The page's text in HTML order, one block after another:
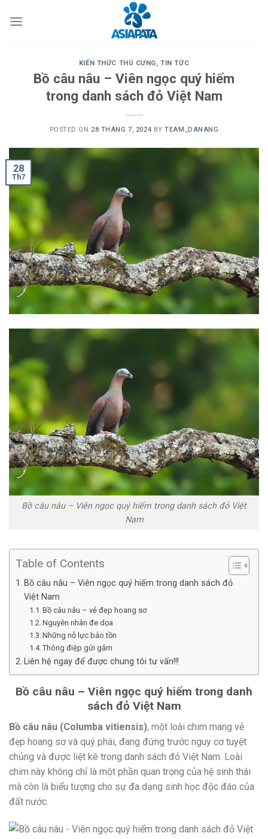
KIẾN THỨC THÚ CƯNG,TIN TỨC
Bồ câu nâu – Viên ngọc quý hiếm
trong danh sách đỏ Việt Nam
POSTED ON 28 THÁNG 7, 2024 BYTEAM_DANANG
28
Th7
Bồ câu nâu – Viên ngọc quý hiếm trong danh sách đỏ Việt
Nam
Table of Contents
Bồ câu nâu – Viên ngọc quý hiếm trong danh sách đỏ
Việt Nam
Bồ câu nâu – vẻ đẹp hoang sơ
Nguyên nhân đe dọa
Những nỗ lực bảo tồn
Thông điệp gửi gắm
Liên hệ ngay để được chung tôi tư vấn!!!
Bồ câu nâu – Viên ngọc quý hiếm trong danh
sách đỏ Việt Nam
Bồ câu nâu (Columba vitiensis), một loài chim mang vẻ
đẹp hoang sơ và quý phái, đang đứng trước nguy cơ tuyệt
chủng và được liệt kê trong danh sách đỏ Việt Nam. Loài
chim này không chỉ là một phần quan trọng của hệ sinh thái
mà còn là biểu tượng cho sự đa dạng sinh học độc đáo của
đất nước.